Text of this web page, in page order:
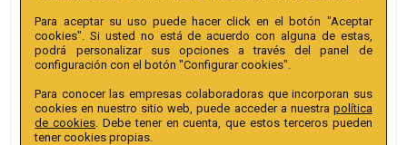
Referencia:248748
Colección
Punta Hex. Bola 25mm 1/4" Extra.
EAN13:
Para aceptar su uso puede hacer click en el botón "Aceptar
cookies". Si usted no está de acuerdo con alguna de estas,
podrá personalizar sus opciones a través del panel de
configuración con el botón "Configurar cookies".
Para conocer las empresas colaboradoras que incorporan sus
cookies en nuestro sitio web, puede acceder a nuestra política
de cookies . Debe tener en cuenta, que estos terceros pueden
tener cookies propias.